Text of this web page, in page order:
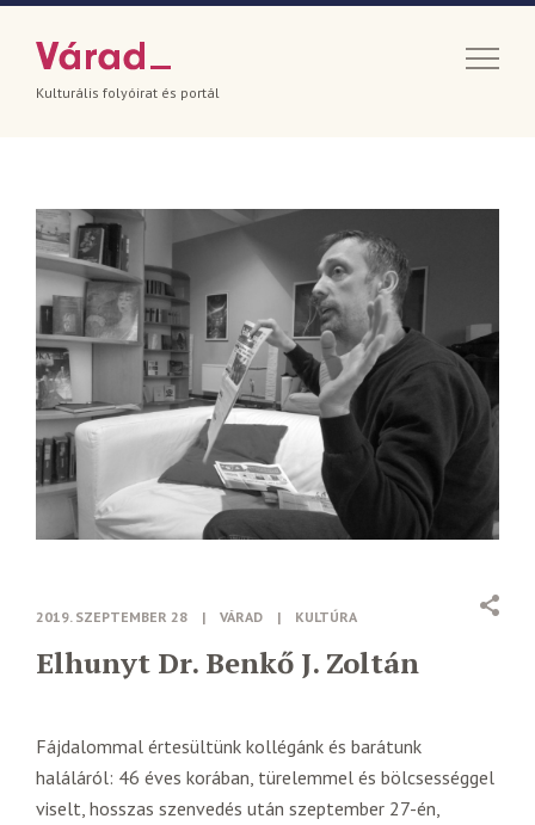
Kulturális folyóirat és portál
2019. SZEPTEMBER 28 | VÁRAD | KULTÚRA
Elhunyt Dr. Benkő J. Zoltán
Fájdalommal értesültünk kollégánk és barátunk
haláláról: 46 éves korában, türelemmel és bölcsességgel
viselt, hosszas szenvedés után szeptember 27-én,